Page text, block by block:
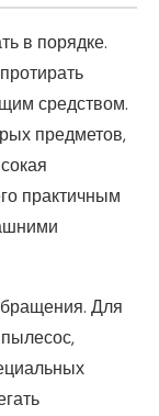
в порядке.
средством.
предметов,
практичным
Для